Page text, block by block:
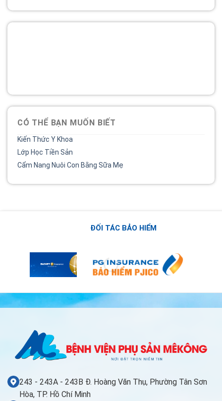
CÓ THỂ BẠN MUỐN BIẾT
Kiến Thức Y Khoa
Lớp Học Tiền Sản
Cẩm Nang Nuôi Con Bằng Sữa Mẹ
ĐỐI TÁC BẢO HIỂM
243 - 243A - 243B Đ. Hoàng Văn Thụ, Phường Tân Sơn
Hòa, TP. Hồ Chí Minh